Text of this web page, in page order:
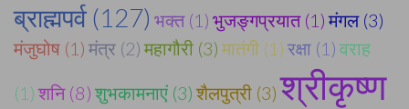
ब्राह्मपर्व (127) भक्त (1) भुजङ्गप्रयात (1) मंगल (3)
मंजुघोष (1) मंत्र (2) महागौरी (3) मातंगी (1) रक्षा (1) वराह
(1) शनि (8) शुभकामनाएं (3) शैलपुत्री (3) श्रीकृष्ण